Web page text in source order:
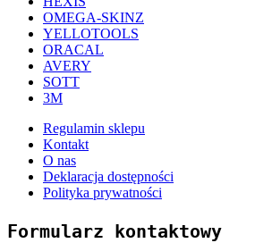
OMEGA-SKINZ
YELLOTOOLS
ORACAL
AVERY
SOTT
3M
Regulamin sklepu
Kontakt
O nas
Deklaracja dostępności
Polityka prywatności
Formularz kontaktowy